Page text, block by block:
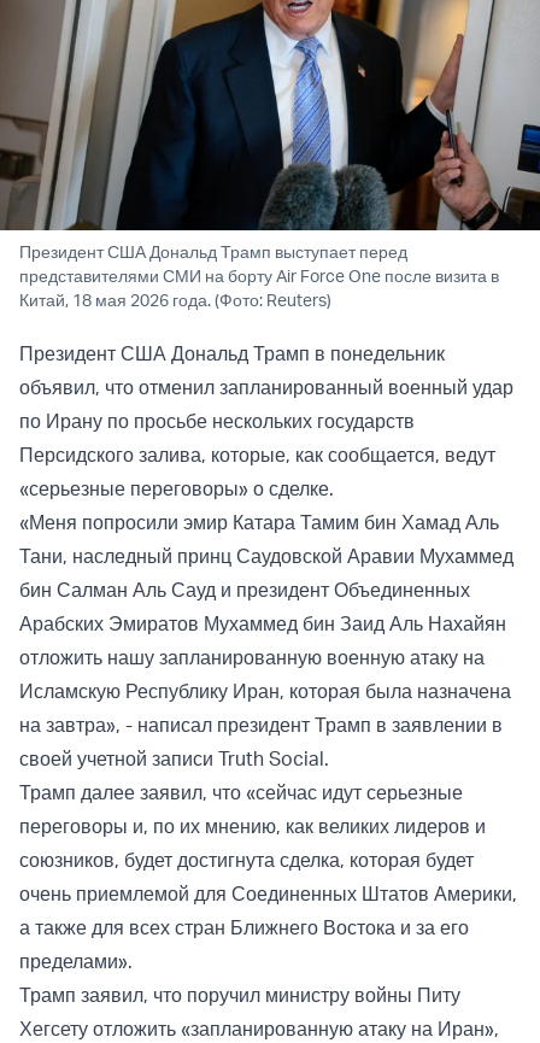
Президент США Дональд Трамп выступает перед
представителями СМИ на борту Air Force One после визита в
Китай, 18 мая 2026 года. (Фото: Reuters)
Президент США Дональд Трамп в понедельник
объявил, что отменил запланированный военный удар
по Ирану по просьбе нескольких государств
Персидского залива, которые, как сообщается, ведут
«серьезные переговоры» о сделке.
«Меня попросили эмир Катара Тамим бин Хамад Аль
Тани, наследный принц Саудовской Аравии Мухаммед
бин Салман Аль Сауд и президент Объединенных
Арабских Эмиратов Мухаммед бин Заид Аль Нахайян
отложить нашу запланированную военную атаку на
Исламскую Республику Иран, которая была назначена
на завтра», - написал президент Трамп в заявлении в
своей учетной записи Truth Social.
Трамп далее заявил, что «сейчас идут серьезные
переговоры и, по их мнению, как великих лидеров и
союзников, будет достигнута сделка, которая будет
очень приемлемой для Соединенных Штатов Америки,
а также для всех стран Ближнего Востока и за его
пределами».
Трамп заявил, что поручил министру войны Питу
Хегсету отложить «запланированную атаку на Иран»,